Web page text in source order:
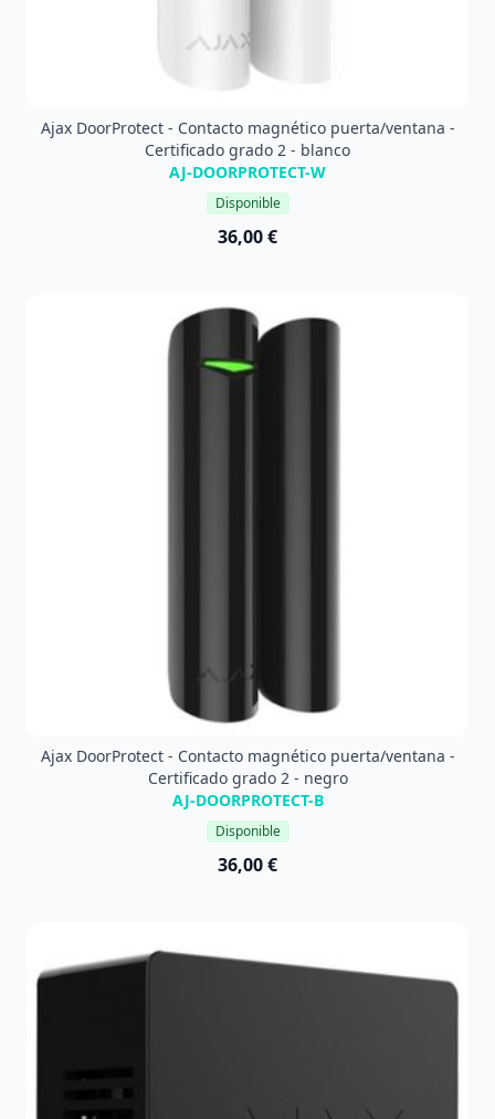
Ajax DoorProtect - Contacto magnético puerta/ventana -
Certificado grado 2 - blanco
AJ-DOORPROTECT-W
Disponible
36,00 €
Ajax DoorProtect - Contacto magnético puerta/ventana -
Certificado grado 2 - negro
AJ-DOORPROTECT-B
Disponible
36,00 €